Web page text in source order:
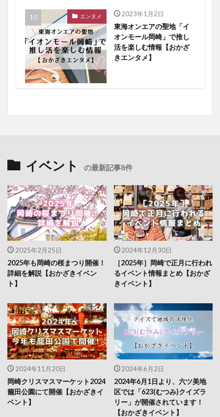
エンタメ 2023年1月2日
東海オンエアの聖地「イ
オンモール岡崎」で推し
活を楽しむ情報【おかざ
きエンタメ】
イベント の最新記事8件
2025年2月25日
2025年も岡崎の桜まつり開催！
詳細を解説【おかざきイベン
ト】
2024年12月30日
［2025年］岡崎で正月に行われ
るイベント情報まとめ【おかざ
きイベント】
2024年11月20日
岡崎クリスマスマーケット2024
籠田公園にて開催【おかざきイ
ベント】
2024年6月2日
2024年6月1日より、六ツ美地
区では「623(むつみ)クイズラ
リー」が開催されています！
【おかざきイベント】